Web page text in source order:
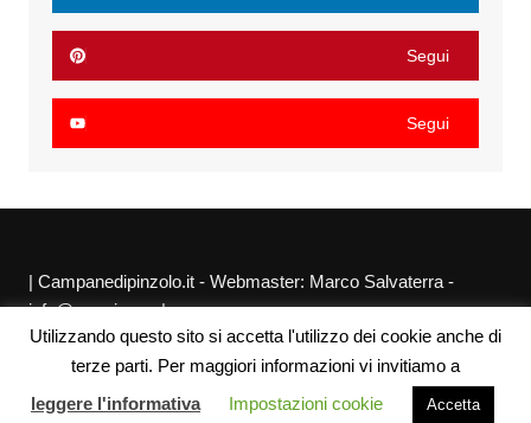
Segui
Segui
| Campanedipinzolo.it - Webmaster: Marco Salvaterra -
info@agraria.org |
Chi siamo Privacy Policy Sitemap Link utili
Utilizzando questo sito si accetta l'utilizzo dei cookie anche di
terze parti. Per maggiori informazioni vi invitiamo a
leggere l'informativa
Impostazioni cookie Accetta